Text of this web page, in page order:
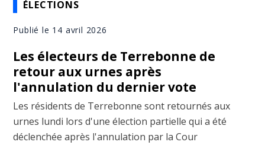
ÉLECTIONS
Publié le 14 avril 2026
Les électeurs de Terrebonne de
retour aux urnes après
l'annulation du dernier vote
Les résidents de Terrebonne sont retournés aux
urnes lundi lors d'une élection partielle qui a été
déclenchée après l'annulation par la Cour